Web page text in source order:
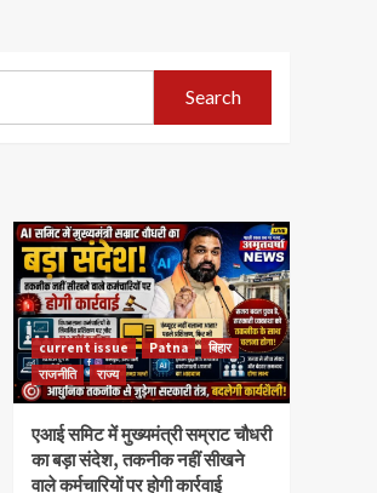
current issue Patna
बिहार
राजनीति
राज्य
एआई समिट में मुख्यमंत्री सम्राट चौधरी
का बड़ा संदेश, तकनीक नहीं सीखने
वाले कर्मचारियों पर होगी कार्रवाई